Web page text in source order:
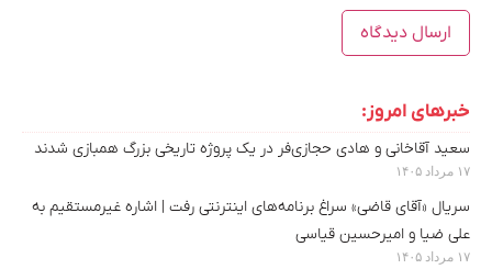
خبرهای امروز:
سعید آقاخانی و هادی حجازی‌فر در یک پروژه تاریخی بزرگ همبازی شدند
۱۷ مرداد ۱۴۰۵
سریال «آقای قاضی» سراغ برنامه‌های اینترنتی رفت | اشاره غیرمستقیم به
علی ضیا و امیرحسین قیاسی
۱۷ مرداد ۱۴۰۵